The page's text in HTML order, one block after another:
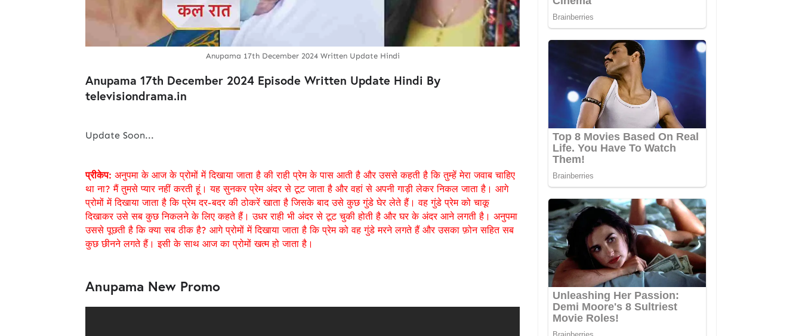
Anupama 17th December 2024 Written Update Hindi
Anupama 17th December 2024 Episode Written Update Hindi By
televisiondrama.in
Update Soon...
प्रीकेप: अनुपमा के आज के प्रोमों में दिखाया जाता है की राही प्रेम के पास आती है और उससे कहती है कि तुम्हें मेरा जवाब चाहिए
था ना? मैं तुमसे प्यार नहीं करती हूं। यह सुनकर प्रेम अंदर से टूट जाता है और वहां से अपनी गाड़ी लेकर निकल जाता है। आगे
प्रोमों में दिखाया जाता है कि प्रेम दर-बदर की ठोकरें खाता है जिसके बाद उसे कुछ गुंडे घेर लेते हैं। वह गुंडे प्रेम को चाकू
दिखाकर उसे सब कुछ निकलने के लिए कहते हैं। उधर राही भी अंदर से टूट चुकी होती है और घर के अंदर आने लगती है। अनुपमा
उससे पूछती है कि क्या सब ठीक है? आगे प्रोमों में दिखाया जाता है कि प्रेम को वह गुंडे मरने लगते हैं और उसका फ़ोन सहित सब
कुछ छीनने लगते हैं। इसी के साथ आज का प्रोमों खत्म हो जाता है।
Anupama New Promo